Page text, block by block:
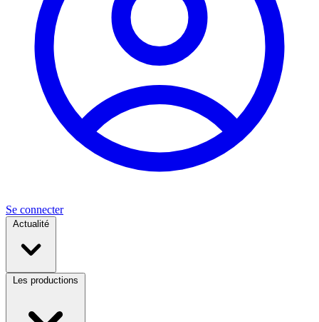
Se connecter
Actualité
Les productions